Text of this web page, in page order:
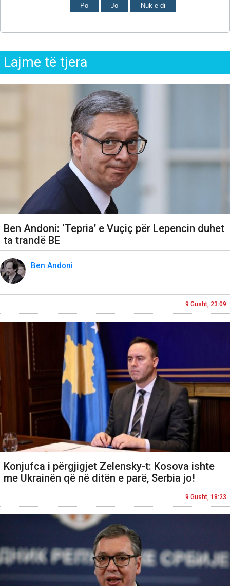
Po Jo Nuk e di
Lajme të tjera
Ben Andoni: ‘Tepria’ e Vuçiç për Lepencin duhet
ta trandë BE
Ben Andoni
9 Gusht, 23:09
Konjufca i përgjigjet Zelensky-t: Kosova ishte
me Ukrainën që në ditën e parë, Serbia jo!
9 Gusht, 18:23